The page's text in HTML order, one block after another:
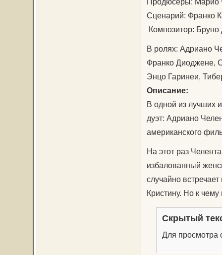
Сценарий: Франко
Композитор:
В ролях: Адриано
Франко Диоджене,
Энцо Гаринеи,
Описание:
В одной из лучших
дуэт: Адриано
американского
На этот раз
избалованный
случайно
Кристину. Но к
Скрытый
Для просмотра